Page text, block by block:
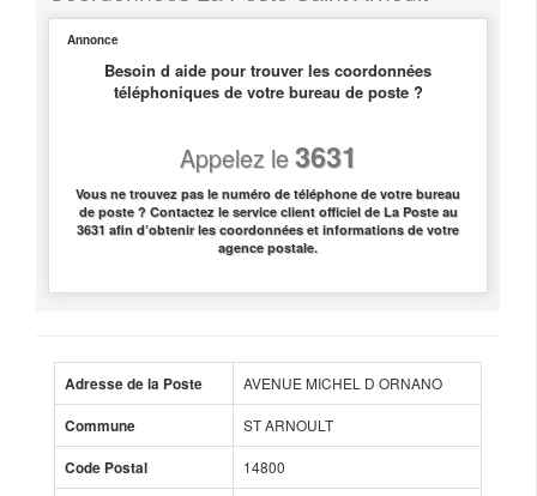
Annonce
Besoin d aide pour trouver les coordonnées
téléphoniques de votre bureau de poste ?
Appelez le3631
Vous ne trouvez pas le numéro de téléphone de votre bureau
de poste ? Contactez le service client officiel de La Poste au
3631 afin d’obtenir les coordonnées et informations de votre
agence postale.
Adresse de la Poste AVENUE MICHEL D ORNANO
Commune ST ARNOULT
Code Postal 14800